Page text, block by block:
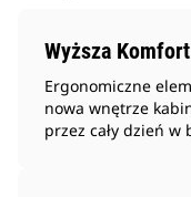
Wyższa Komfort
Ergonomiczne
nowa wnętrze
przez cały dzień